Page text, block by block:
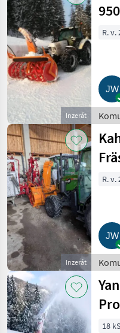
Inzerát
R. v.
Inzerát
R. v.
18